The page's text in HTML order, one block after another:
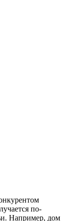
по-
Например, дом